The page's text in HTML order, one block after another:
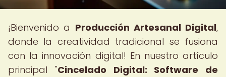
¡Bienvenido a Producción Artesanal Digital,
donde la creatividad tradicional se fusiona
con la innovación digital! En nuestro artículo
principal "Cincelado Digital: Software de